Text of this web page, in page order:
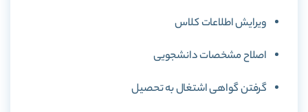
ویرایش اطلاعات کلاس
اصلاح مشخصات دانشجویی
گرفتن گواهی اشتغال به تحصیل